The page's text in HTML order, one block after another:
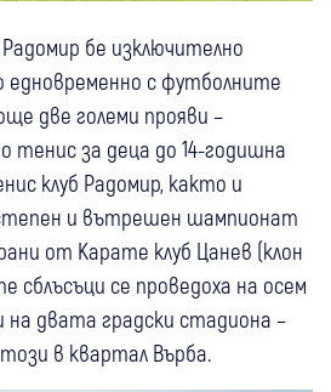
бе изключително
едновременно с футболните
две големи прояви –
тенис за деца до 14-годишна
клуб Радомир, както и
и вътрешен шампионат
от Карате клуб Цанев (клон
сблъсъци се проведоха на осем
на двата градски стадиона –
в квартал Върба.